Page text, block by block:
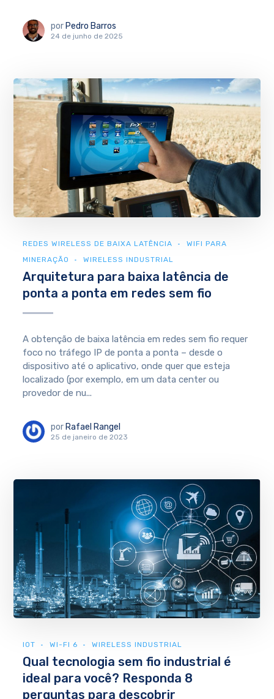
por Pedro Barros
24 de junho de 2025
REDES WIRELESS DE BAIXA LATÊNCIA
WIFI PARA
MINERAÇÃO
WIRELESS INDUSTRIAL
Arquitetura para baixa latência de
ponta a ponta em redes sem fio
A obtenção de baixa latência em redes sem fio requer
foco no tráfego IP de ponta a ponta – desde o
dispositivo até o aplicativo, onde quer que esteja
localizado (por exemplo, em um data center ou
provedor de nu...
por Rafael Rangel
25 de janeiro de 2023
IOT WI-FI 6 WIRELESS INDUSTRIAL
Qual tecnologia sem fio industrial é
ideal para você? Responda 8
perguntas para descobrir